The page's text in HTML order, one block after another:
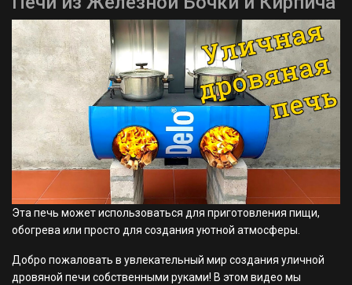
Эта печь может использоваться для приготовления пищи,
обогрева или просто для создания уютной атмосферы.
Добро пожаловать в увлекательный мир создания уличной
дровяной печи собственными руками! В этом видео мы